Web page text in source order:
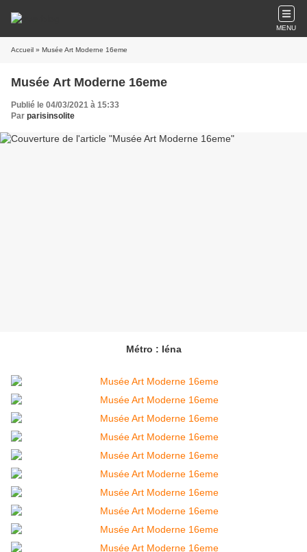
MENU
Accueil » Musée Art Moderne 16eme
Musée Art Moderne 16eme
Publié le 04/03/2021 à 15:33
Par parisinsolite
Métro : Iéna